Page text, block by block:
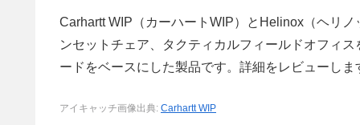
Carhartt WIP（カーハートWIP）とHelinox（ヘリ
ンセットチェア、タクティカルフィールドオフィ
ードをベースにした製品です。詳細をレビューしま
アイキャッチ画像出典: Carhartt WIP